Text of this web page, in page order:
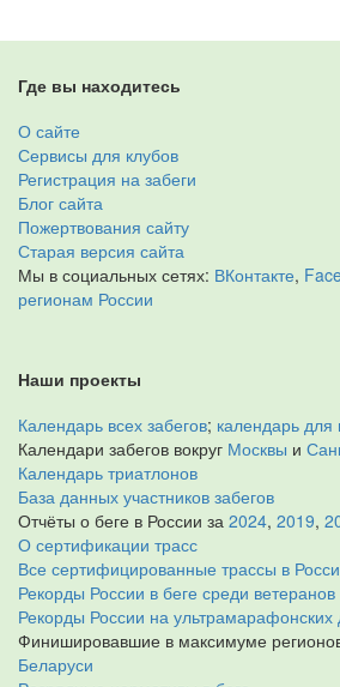
Где вы находитесь
О сайте
Сервисы для клубов
Регистрация на забеги
Блог сайта
Пожертвования сайту
Старая версия сайта
Мы в социальных сетях: ВКонтакте,
регионам России
Наши проекты
Календарь всех забегов; календарь для
Календари забегов вокруг Москвы и
Календарь триатлонов
База данных участников забегов
Отчёты о беге в России за 2024, 2019,
О сертификации трасс
Все сертифицированные трассы в
Рекорды России в беге среди ветеранов
Рекорды России на ультрамарафонских
Финишировавшие в максимуме
Беларуси